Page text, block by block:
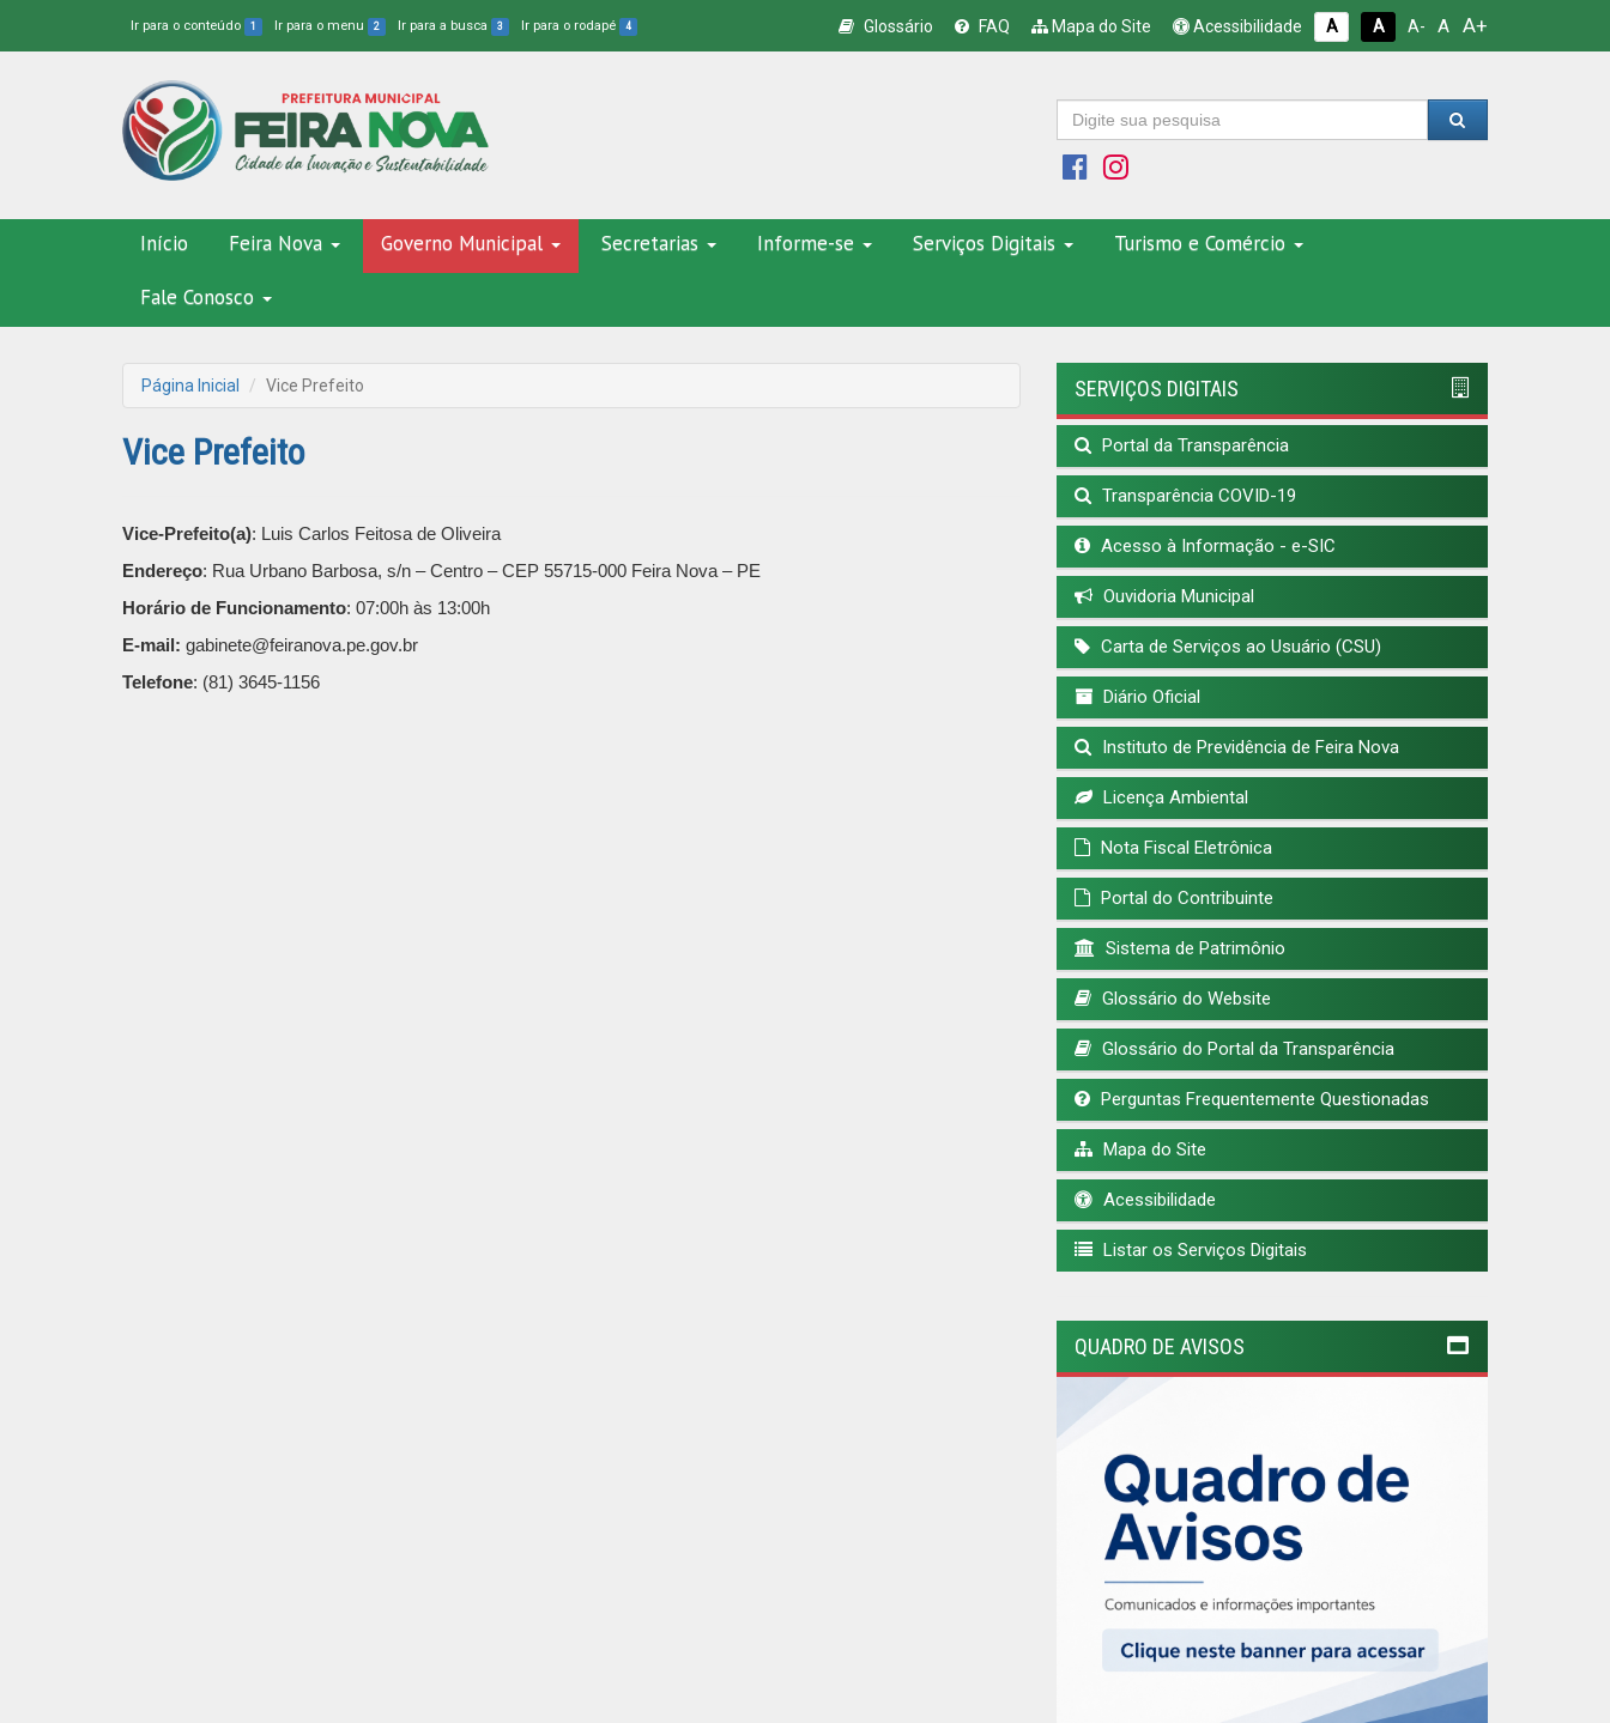
Ir para o conteúdo 1 Ir para o menu 2 Ir para a busca 3 Ir para o rodapé 4 Glossário FAQ Mapa do Site Acessibilidade A A A- A A+
Início Feira Nova Governo Municipal Secretarias Informe-se Serviços Digitais Turismo e Comércio
Fale Conosco
Página Inicial Vice Prefeito
Vice Prefeito
Vice-Prefeito(a): Luis Carlos Feitosa de Oliveira
Endereço: Rua Urbano Barbosa, s/n – Centro – CEP 55715-000 Feira Nova – PE
Horário de Funcionamento: 07:00h às 13:00h
E-mail: gabinete@feiranova.pe.gov.br
Telefone: (81) 3645-1156
SERVIÇOS DIGITAIS
Portal da Transparência
Transparência COVID-19
Acesso à Informação - e-SIC
Ouvidoria Municipal
Carta de Serviços ao Usuário (CSU)
Diário Oficial
Instituto de Previdência de Feira Nova
Licença Ambiental
Nota Fiscal Eletrônica
Portal do Contribuinte
Sistema de Patrimônio
Glossário do Website
Glossário do Portal da Transparência
Perguntas Frequentemente Questionadas
Mapa do Site
Acessibilidade
Listar os Serviços Digitais
QUADRO DE AVISOS